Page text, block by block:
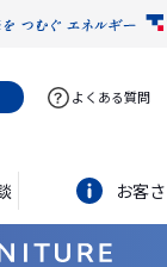
よくある質問
お客